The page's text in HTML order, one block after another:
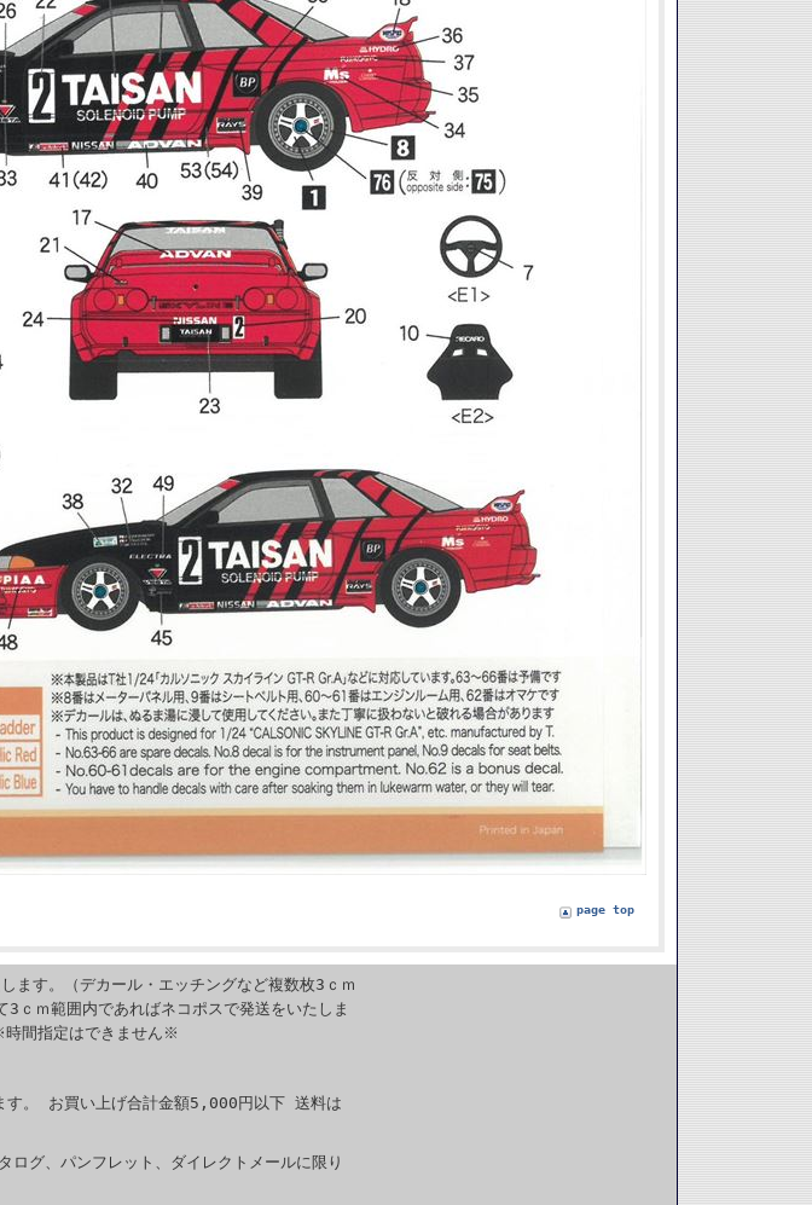
page top
す。（デカール・エッチングなど複数枚3ｃｍ
ｃｍ範囲内であればネコポスで発送をいたしま
時間指定はできません※
。 お買い上げ合計金額5,000円以下 送料は
ログ、パンフレット、ダイレクトメールに限り